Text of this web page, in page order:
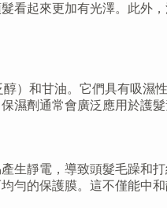
看起來更加有光澤。此
）和甘油。它們具有吸
劑通常會廣泛應用於護
生靜電，導致頭髮毛躁
勻的保護膜。這不僅能